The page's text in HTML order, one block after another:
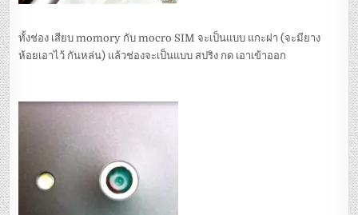
ทั้งช่อง เสียบ momory กับ mocro SIM จะเป็นแบบ แกะฝา (จะมียาง
ห้อยเอาไว้ กันหล่น) แล้วช่องจะเป็นแบบ สปริง กด เอาเข้าออก